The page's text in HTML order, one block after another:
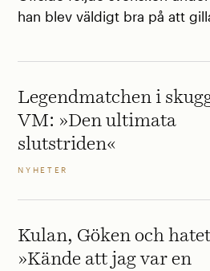
han blev väldigt bra på att
Legendmatchen i
VM: »Den ultimata
slutstriden«
NYHETER
Kulan, Göken och
»Kände att jag var en